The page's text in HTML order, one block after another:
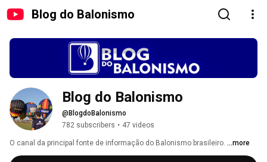
Blog do Balonismo
Blog do Balonismo
@BlogdoBalonismo
782 subscribers • 47 videos
O canal da principal fonte de informação do Balonismo brasileiro. ...more